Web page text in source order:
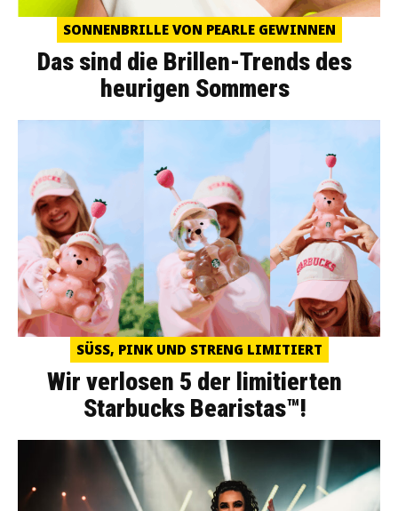
SONNENBRILLE VON PEARLE GEWINNEN
Das sind die Brillen-Trends des
heurigen Sommers
SÜSS, PINK UND STRENG LIMITIERT
Wir verlosen 5 der limitierten
Starbucks Bearistas™!